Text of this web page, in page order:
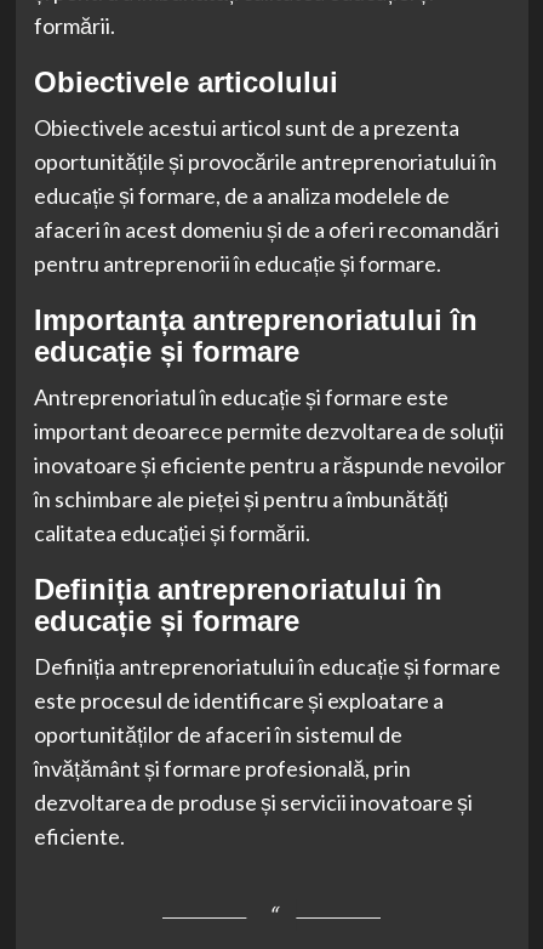
formării.
Obiectivele articolului
Obiectivele acestui articol sunt de a prezenta
oportunitățile și provocările antreprenoriatului în
educație și formare, de a analiza modelele de
afaceri în acest domeniu și de a oferi recomandări
pentru antreprenorii în educație și formare.
Importanța antreprenoriatului în
educație și formare
Antreprenoriatul în educație și formare este
important deoarece permite dezvoltarea de soluții
inovatoare și eficiente pentru a răspunde nevoilor
în schimbare ale pieței și pentru a îmbunătăți
calitatea educației și formării.
Definiția antreprenoriatului în
educație și formare
Definiția antreprenoriatului în educație și formare
este procesul de identificare și exploatare a
oportunităților de afaceri în sistemul de
învățământ și formare profesională, prin
dezvoltarea de produse și servicii inovatoare și
eficiente.